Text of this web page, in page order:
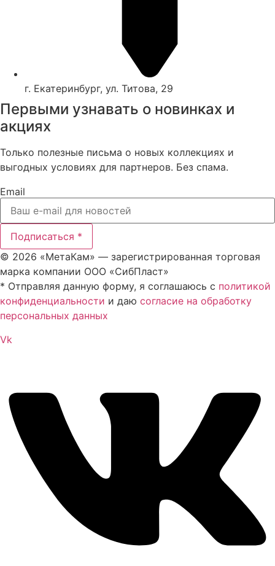
г. Екатеринбург, ул. Титова, 29
Первыми узнавать о новинках и
акциях
Только полезные письма о новых коллекциях и
выгодных условиях для партнеров. Без спама.
Email
Подписаться *
© 2026 «МетаКам» — зарегистрированная торговая
марка компании ООО «СибПласт»
* Отправляя данную форму, я соглашаюсь с политикой
конфиденциальности и даю согласие на обработку
персональных данных
Vk